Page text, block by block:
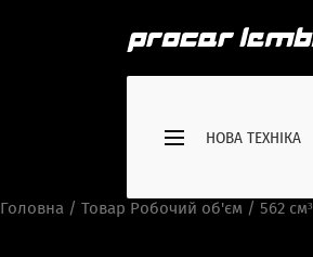
НОВА ТЕХНІКА
Головна / Товар Робочий об'єм / 562 см³